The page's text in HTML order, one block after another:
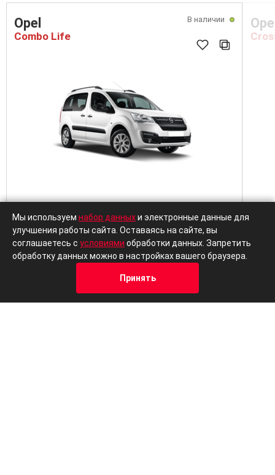
В наличии
Opel
Combo Life
Выгодный кредит Trade-in
Цена от
2 834 000 ₽
В кредит от
33 738 ₽/м
Забронировать Подробнее
Мы используем набор данныхи электронные данные для
улучшения работы сайта. Оставаясь на сайте, вы
соглашаетесь с условиями обработки данных. Запретить
обработку данных можно в настройках вашего браузера.
Принять
Отзывы Позвонить Адрес